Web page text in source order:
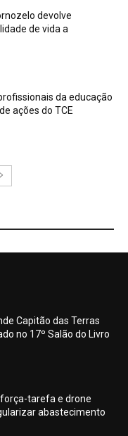
devolve
de vida a
da educação
ações do TCE
Capitão das Terras
no 17º Salão do Livro
tarefa e drone
abastecimento